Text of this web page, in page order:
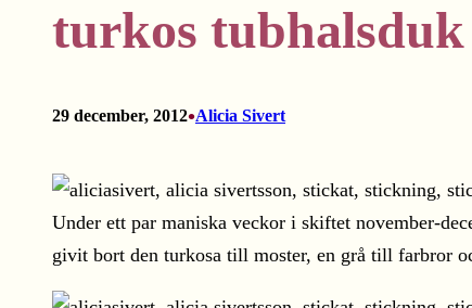
turkos tubhalsduk
29 december, 2012•Alicia Sivert
Under ett par maniska veckor i skiftet november-
givit bort den turkosa till moster, en grå till farbror